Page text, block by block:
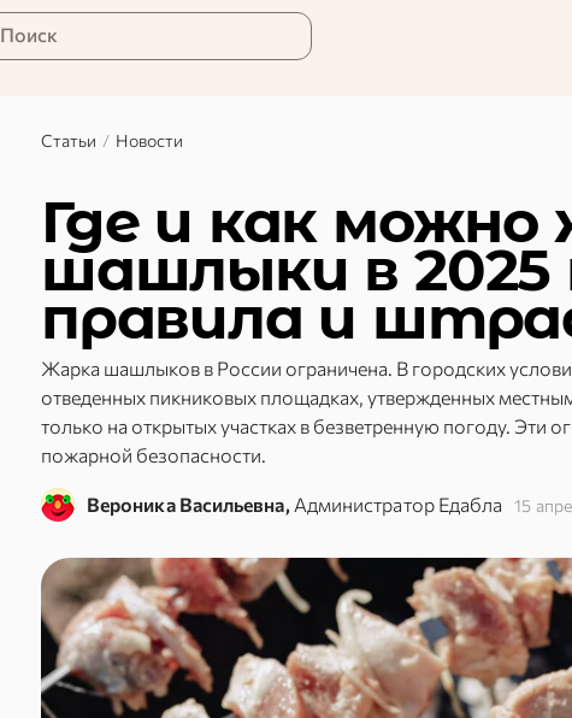
Поиск
Статьи / Новости
Где и как
шашлыки в 2025
правила и
Жарка шашлыков в России ограничена. В городских
отведенных пикниковых площадках, утвержденных
только на открытых участках в безветренную погоду. Эти
пожарной безопасности.
Вероника Васильевна, Администратор Едабла 15